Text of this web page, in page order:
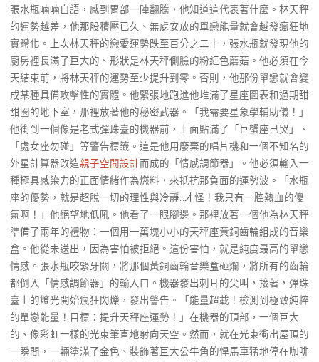
張水瓶喃喃自語，感到胃部一陣翻騰，他知道這代表著什麼。林天秤
的運勢越差，他那股積壓已久、無處安放的單戀能量就會越發瘋狂地
實體化。上次林天秤的戀愛運勢跌至百分之二十，張水瓶就發現他的
廚房裡長滿了巨大的、形狀是林天秤側臉的粉紅色蘑菇。他必須在今
天結束前，將林天秤的運勢至少提升到零。否則，他那份單戀就會變
成某種具備攻擊性的實體。他緊張地跑進他堆滿了星座圖表和過期甜
甜圈的地下室，那裡放著他的秘密武器。「我需要星象學輔助儀！」
他衝到一個像是老式彈珠臺的機器前，上面貼滿了「巨蟹座已哭」、
「處女座勿碰」等警告標籤。這是他用廢棄的唱片機和一個不知名的
外星計算器改造親子空間設計而成的「情感調節器」。他必須輸入一
種極具感染力的正面情緒作為燃料，來抵抗那負面的運勢波。「水瓶
座的優勢，就是超脫一切的理性與冷靜…才怪！我只有一腔熱血的傻
氣啊！」他絕望地低吼。他看了一眼腳邊。那裡放著一個他為林天秤
準備了兩年的禮物：一個用一萬塊小小的天秤座黃銅齒輪組成的音樂
盒。他從未送出，因為害怕被拒絕。這份害怕，就是純度最高的單戀
情感。張水瓶咬緊牙關，將那個黃銅齒輪音樂盒砸爛，將所有的齒輪
都倒入「情感調節器」的輸入口。機器發出刺耳的尖叫，接著，彈珠
臺上的燈光開始瘋狂閃爍，發出警告。「能量超載！檢測到極致純粹
的單戀能量！目標：提升天秤座運勢！」在機器的頂部，一個巨大
的、像彩虹一樣的光束筆直地射向天空。然而，就在光束衝出屋頂的
一瞬間，一輛塗滿了金色、裝飾著巨大公牛角的悍馬車猛地停在咖啡